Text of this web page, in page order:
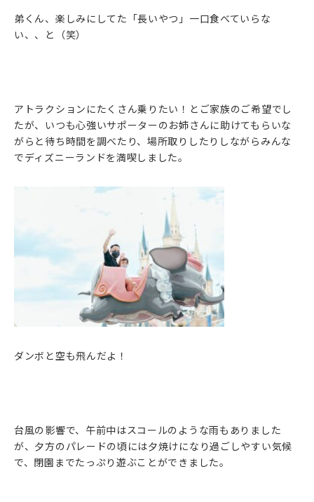
弟くん、楽しみにしてた「長いやつ」一口食べていらな
い、、と（笑）
アトラクションにたくさん乗りたい！とご家族のご希望でし
たが、いつも心強いサポーターのお姉さんに助けてもらいな
がらと待ち時間を調べたり、場所取りしたりしながらみんな
でディズニーランドを満喫しました。
ダンボと空も飛んだよ！
台風の影響で、午前中はスコールのような雨もありました
が、夕方のパレードの頃には夕焼けになり過ごしやすい気候
で、閉園までたっぷり遊ぶことができました。